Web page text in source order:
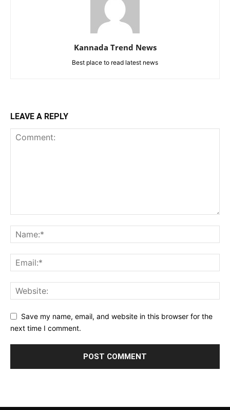
Kannada Trend News
Best place to read latest news
LEAVE A REPLY
Save my name, email, and website in this browser for the
next time I comment.